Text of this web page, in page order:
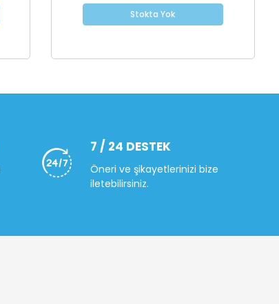
Stokta Yok
7 / 24 DESTEK
Öneri ve şikayetlerinizi bize
iletebilirsiniz.